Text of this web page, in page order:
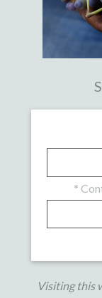
*
Visiting this